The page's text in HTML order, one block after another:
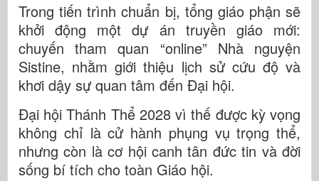
Trong tiến trình chuẩn bị, tổng giáo phận sẽ
khởi động một dự án truyền giáo mới:
chuyến tham quan “online” Nhà nguyện
Sistine, nhằm giới thiệu lịch sử cứu độ và
khơi dậy sự quan tâm đến Đại hội.
Đại hội Thánh Thể 2028 vì thế được kỳ vọng
không chỉ là cử hành phụng vụ trọng thể,
nhưng còn là cơ hội canh tân đức tin và đời
sống bí tích cho toàn Giáo hội.